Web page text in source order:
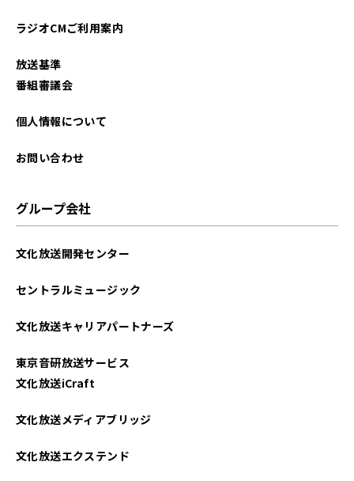
2023年11月
2023年08月
2021年08月
2021年07月
ラジオCMご利用案内
放送基準
番組審議会
個人情報について
お問い合わせ
グループ会社
文化放送開発センター
セントラルミュージック
文化放送キャリアパートナーズ
東京音研放送サービス
文化放送iCraft
文化放送メディアブリッジ
文化放送エクステンド